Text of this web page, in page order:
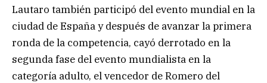
Lautaro también participó del evento mundial en la
ciudad de España y después de avanzar la primera
ronda de la competencia, cayó derrotado en la
segunda fase del evento mundialista en la
categoría adulto, el vencedor de Romero del